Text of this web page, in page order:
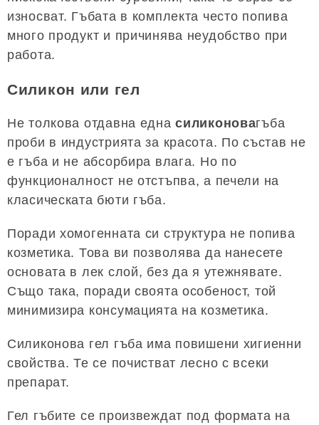
износват. Гъбата в комплекта често попива
много продукт и причинява неудобство при
работа.
Силикон или гел
Не толкова отдавна еднасиликоновагъба
проби в индустрията за красота. По състав не
е гъба и не абсорбира влага. Но по
функционалност не отстъпва, а печели на
класическата бюти гъба.
Поради хомогенната си структура не попива
козметика. Това ви позволява да нанесете
основата в лек слой, без да я утежнявате.
Също така, поради своята особеност, той
минимизира консумацията на козметика.
Силиконова гел гъба има повишени хигиенни
свойства. Те се почистват лесно с всеки
препарат.
Гел гъбите се произвеждат под формата на